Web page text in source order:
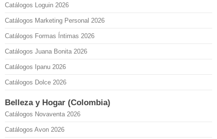
Catálogos Loguin 2026
Catálogos Marketing Personal 2026
Catálogos Formas Íntimas 2026
Catálogos Juana Bonita 2026
Catálogos Ipanu 2026
Catálogos Dolce 2026
Belleza y Hogar (Colombia)
Catálogos Novaventa 2026
Catálogos Avon 2026